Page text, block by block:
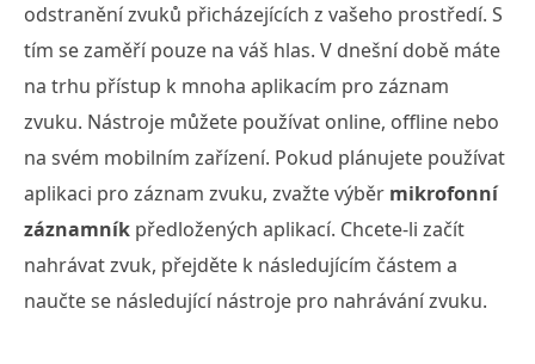
odstranění zvuků přicházejících z vašeho prostředí. S
tím se zaměří pouze na váš hlas. V dnešní době máte
na trhu přístup k mnoha aplikacím pro záznam
zvuku. Nástroje můžete používat online, offline nebo
na svém mobilním zařízení. Pokud plánujete používat
aplikaci pro záznam zvuku, zvažte výběr mikrofonní
záznamník předložených aplikací. Chcete-li začít
nahrávat zvuk, přejděte k následujícím částem a
naučte se následující nástroje pro nahrávání zvuku.